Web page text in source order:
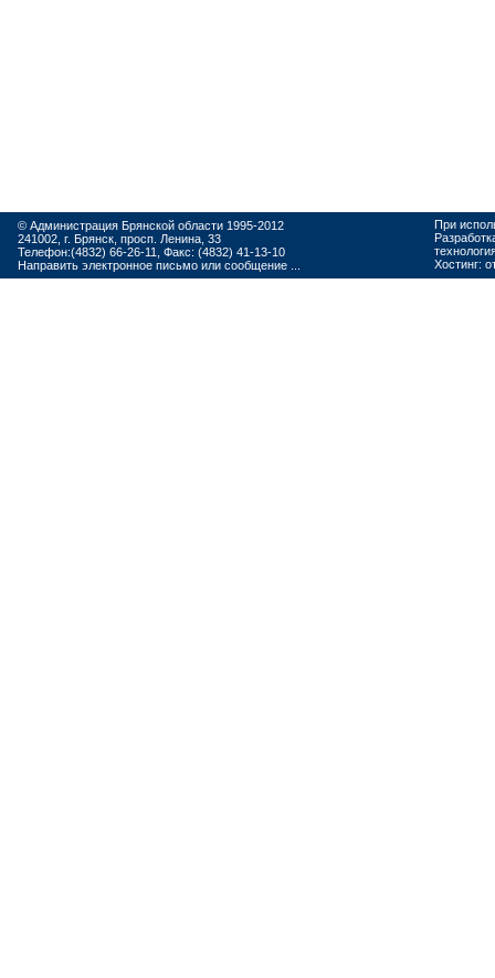
© Администрация Брянской области 1995-2012
241002, г. Брянск, просп. Ленина, 33
Телефон:(4832) 66-26-11, Факс: (4832) 41-13-10
Направить электронное письмо или сообщение ...
При
Хостинг: